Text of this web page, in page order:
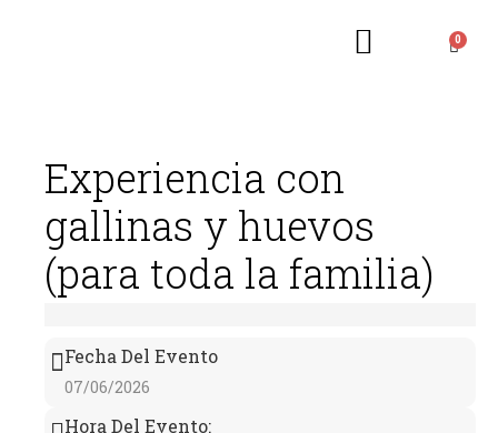
Experiencia con
gallinas y huevos
(para toda la familia)
Fecha Del Evento
07/06/2026
Hora Del Evento: